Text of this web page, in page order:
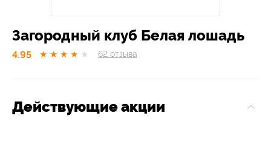
Загородный клуб Белая лошадь
4.95 ★ ★ ★ ★ ★ 62 отзывa
Действующие акции